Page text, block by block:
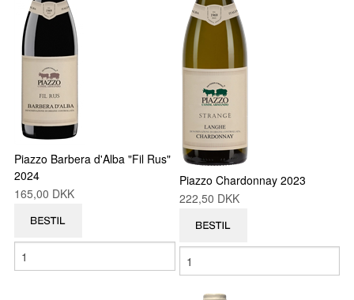
Piazzo Barbera d'Alba "Fil Rus"
2024
165,00 DKK
Piazzo Chardonnay 2023
222,50 DKK